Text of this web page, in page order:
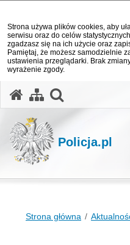
Strona używa plików cookies, aby
serwisu oraz do celów
zgadzasz się na ich użycie oraz
Pamiętaj, że możesz samodzielnie
ustawienia przeglądarki. Brak
wyrażenie zgody.
Policja.pl
Strona główna